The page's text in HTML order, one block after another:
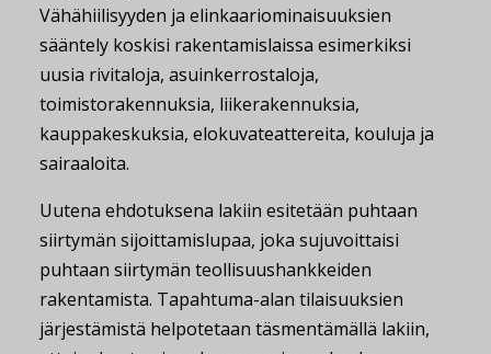
Vähähiilisyyden ja elinkaariominaisuuksien
sääntely koskisi rakentamislaissa esimerkiksi
uusia rivitaloja, asuinkerrostaloja,
toimistorakennuksia, liikerakennuksia,
kauppakeskuksia, elokuvateattereita, kouluja ja
sairaaloita.
Uutena ehdotuksena lakiin esitetään puhtaan
siirtymän sijoittamislupaa, joka sujuvoittaisi
puhtaan siirtymän teollisuushankkeiden
rakentamista. Tapahtuma-alan tilaisuuksien
järjestämistä helpotetaan täsmentämällä lakiin,